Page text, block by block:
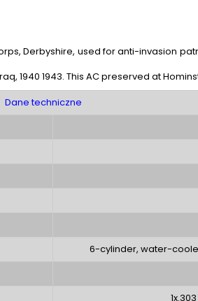
Derbyshire, used for anti-invasion
1940 1943. This AC preserved at
Dane techniczne
6-cylinder, water-